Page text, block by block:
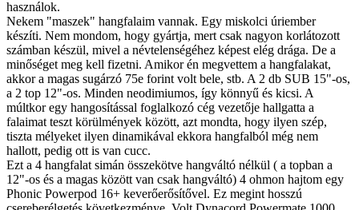
használok.
Nekem "maszek" hangfalaim vannak. Egy miskolci úriember
készíti. Nem mondom, hogy gyártja, mert csak nagyon korlátozott
számban készül, mivel a névtelenségéhez képest elég drága. De a
minőséget meg kell fizetni. Amikor én megvettem a hangfalakat,
akkor a magas sugárzó 75e forint volt bele, stb. A 2 db SUB 15"-os,
a 2 top 12"-os. Minden neodimiumos, így könnyű és kicsi. A
múltkor egy hangosítással foglalkozó cég vezetője hallgatta a
falaimat teszt körülmények között, azt mondta, hogy ilyen szép,
tiszta mélyeket ilyen dinamikával ekkora hangfalból még nem
hallott, pedig ott is van cucc.
Ezt a 4 hangfalat simán összekötve hangváltó nélkül ( a topban a
12"-os és a magas között van csak hangváltó) 4 ohmon hajtom egy
Phonic Powerpod 16+ keverőerősítővel. Ez megint hosszú